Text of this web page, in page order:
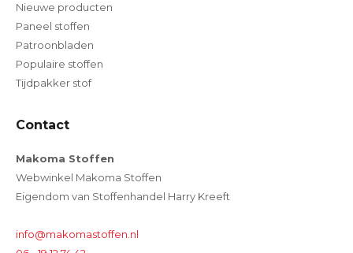
Nieuwe producten
Paneel stoffen
Patroonbladen
Populaire stoffen
Tijdpakker stof
Contact
Makoma Stoffen
Webwinkel Makoma Stoffen
Eigendom van Stoffenhandel Harry Kreeft
info@makomastoffen.nl